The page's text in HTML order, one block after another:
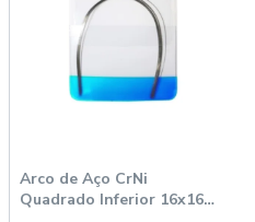
Arco de Aço CrNi
Quadrado Inferior 16x16